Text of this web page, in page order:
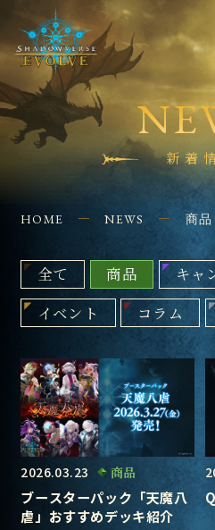
Q&A
SHOPS
CONTACT
新着
HOME NEWS 商品
全て 商品
キャ
イベント
コラム
2026.03.23 商品
ブースターパック「天魔八
虐」おすすめデッキ紹介